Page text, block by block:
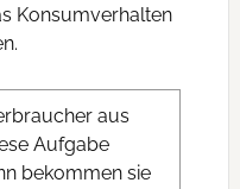
Konsumverhalten
aus
Aufgabe
bekommen sie